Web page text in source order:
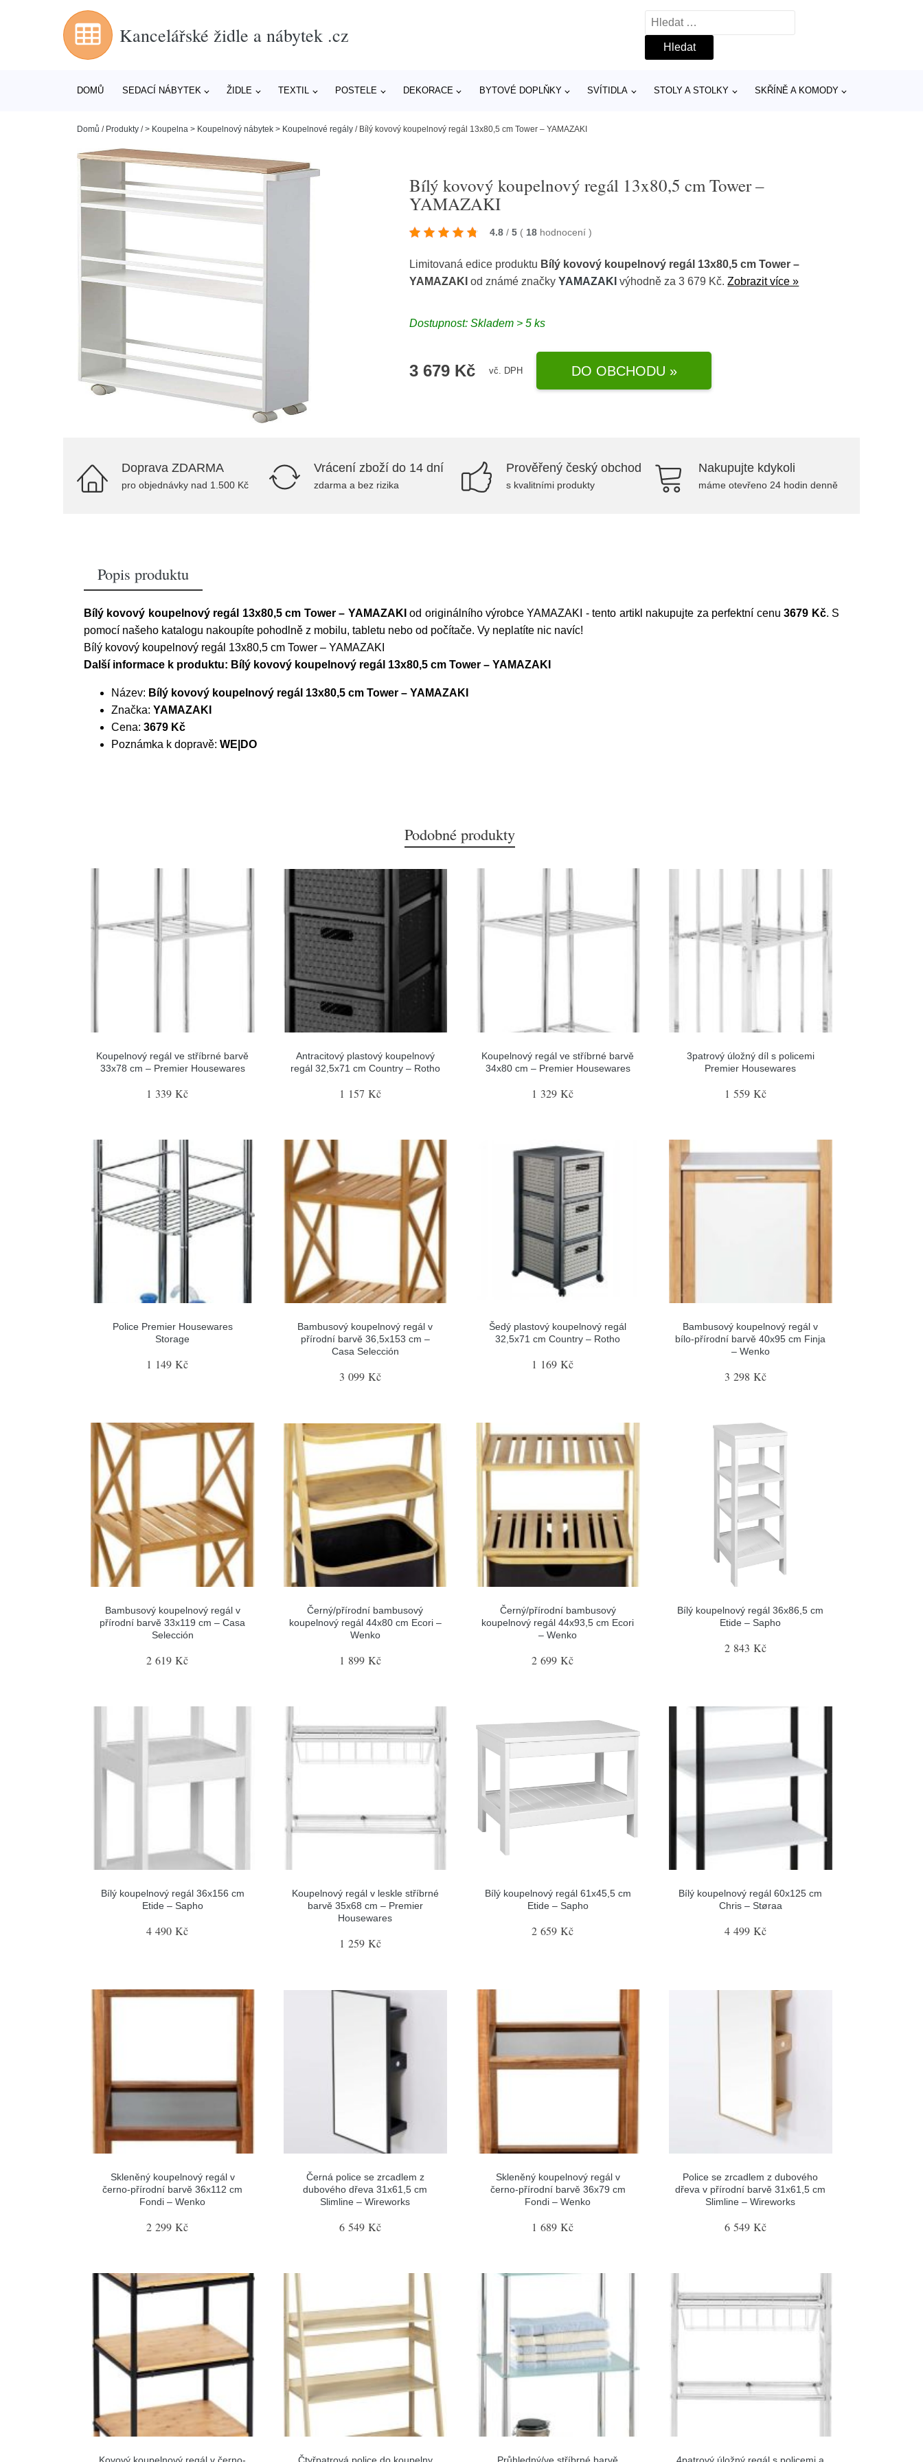
Kancelářské židle a nábytek .cz
Vyhledávání
DOMŮ SEDACÍ NÁBYTEK ŽIDLE TEXTIL POSTELE DEKORACE BYTOVÉ DOPLŇKY SVÍTIDLA STOLY A STOLKY SKŘÍNĚ A KOMODY
Domů / Produkty /> Koupelna > Koupelnový nábytek > Koupelnové regály / Bílý kovový koupelnový regál 13x80,5 cm Tower – YAMAZAKI
Bílý kovový koupelnový regál 13x80,5 cm Tower –
YAMAZAKI
4.8 / 5 ( 18 hodnocení)
Limitovaná edice produktu Bílý kovový koupelnový regál 13x80,5 cm Tower –
YAMAZAKI od známé značkyYAMAZAKI výhodně za 3 679 Kč.Zobrazit více »
Dostupnost: Skladem > 5 ks
3 679 Kč vč. DPH DO OBCHODU »
Doprava ZDARMA
pro objednávky nad 1.500 Kč
Vrácení zboží do 14 dní
zdarma a bez rizika
Prověřený český obchod
s kvalitními produkty
Nakupujte kdykoli
máme otevřeno 24 hodin denně
Popis produktu
Bílý kovový koupelnový regál 13x80,5 cm Tower – YAMAZAKI od originálního výrobceYAMAZAKI - tento artikl nakupujte za perfektní cenu3679 Kč. S
pomocí našeho katalogu nakoupíte pohodlně z mobilu, tabletu nebo od počítače. Vy neplatíte nic navíc!
Bílý kovový koupelnový regál 13x80,5 cm Tower – YAMAZAKI
Další informace k produktu: Bílý kovový koupelnový regál 13x80,5 cm Tower – YAMAZAKI
Název: Bílý kovový koupelnový regál 13x80,5 cm Tower – YAMAZAKI
Značka: YAMAZAKI
Cena: 3679 Kč
Poznámka k dopravě: WE|DO
Podobné produkty
Koupelnový regál ve stříbrné barvě
33x78 cm – Premier Housewares
1 339 Kč
Antracitový plastový koupelnový
regál 32,5x71 cm Country – Rotho
1 157 Kč
Koupelnový regál ve stříbrné barvě
34x80 cm – Premier Housewares
1 329 Kč
3patrový úložný díl s policemi
Premier Housewares
1 559 Kč
Police Premier Housewares
Storage
1 149 Kč
Bambusový koupelnový regál v
přírodní barvě 36,5x153 cm –
Casa Selección
3 099 Kč
Šedý plastový koupelnový regál
32,5x71 cm Country – Rotho
1 169 Kč
Bambusový koupelnový regál v
bílo-přírodní barvě 40x95 cm Finja
– Wenko
3 298 Kč
Bambusový koupelnový regál v
přírodní barvě 33x119 cm – Casa
Selección
2 619 Kč
Černý/přírodní bambusový
koupelnový regál 44x80 cm Ecori –
Wenko
1 899 Kč
Černý/přírodní bambusový
koupelnový regál 44x93,5 cm Ecori
– Wenko
2 699 Kč
Bílý koupelnový regál 36x86,5 cm
Etide – Sapho
2 843 Kč
Bílý koupelnový regál 36x156 cm
Etide – Sapho
4 490 Kč
Koupelnový regál v leskle stříbrné
barvě 35x68 cm – Premier
Housewares
1 259 Kč
Bílý koupelnový regál 61x45,5 cm
Etide – Sapho
2 659 Kč
Bílý koupelnový regál 60x125 cm
Chris – Støraa
4 499 Kč
Skleněný koupelnový regál v
černo-přírodní barvě 36x112 cm
Fondi – Wenko
2 299 Kč
Černá police se zrcadlem z
dubového dřeva 31x61,5 cm
Slimline – Wireworks
6 549 Kč
Skleněný koupelnový regál v
černo-přírodní barvě 36x79 cm
Fondi – Wenko
1 689 Kč
Police se zrcadlem z dubového
dřeva v přírodní barvě 31x61,5 cm
Slimline – Wireworks
6 549 Kč